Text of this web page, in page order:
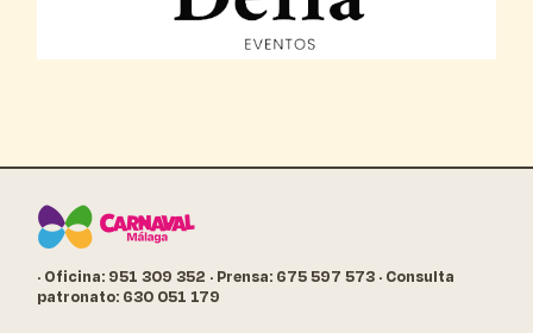
· Oficina: 951 309 352 · Prensa: 675 597 573 · Consulta
patronato: 630 051 179